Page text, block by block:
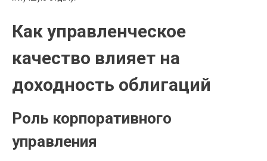
Как управленческое
качество влияет на
доходность облигаций
Роль корпоративного
управления